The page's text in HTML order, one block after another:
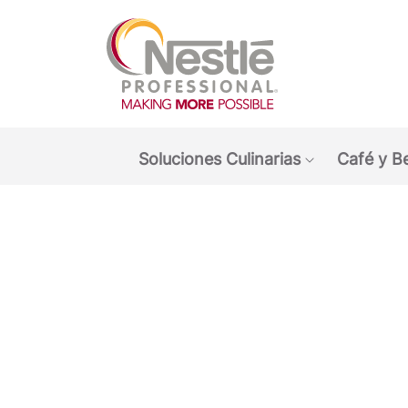
Soluciones Culinarias
Show
Café y